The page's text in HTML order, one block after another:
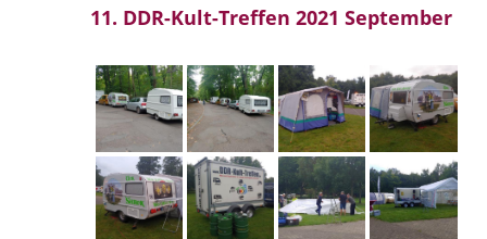
11. DDR-Kult-Treffen 2021 September